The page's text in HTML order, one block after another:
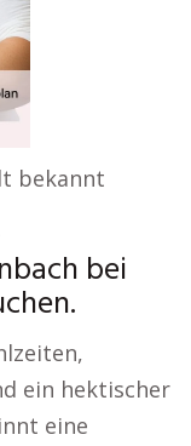
bekannt
bei
ein hektischer
eine